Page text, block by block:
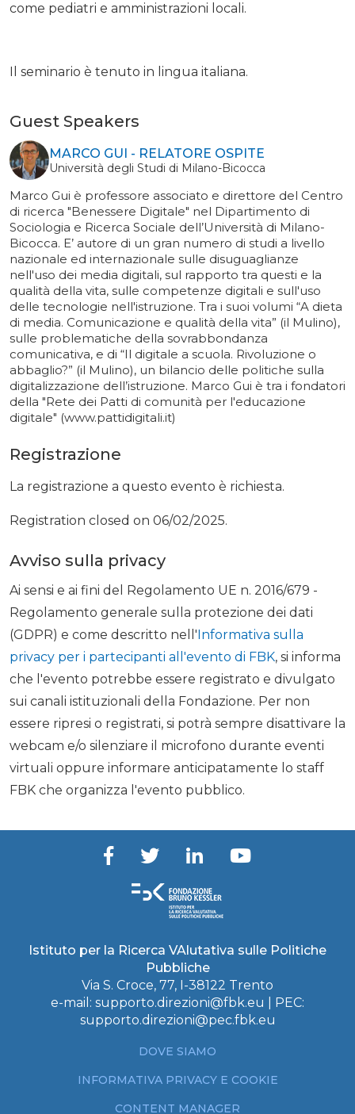
come pediatri e amministrazioni locali.
Il seminario è tenuto in lingua italiana.
Guest Speakers
MARCO GUI - RELATORE OSPITE
Università degli Studi di Milano-Bicocca
Marco Gui è professore associato e direttore del Centro
di ricerca "Benessere Digitale" nel Dipartimento di
Sociologia e Ricerca Sociale dell’Università di Milano-
Bicocca. E’ autore di un gran numero di studi a livello
nazionale ed internazionale sulle disuguaglianze
nell'uso dei media digitali, sul rapporto tra questi e la
qualità della vita, sulle competenze digitali e sull'uso
delle tecnologie nell'istruzione. Tra i suoi volumi “A dieta
di media. Comunicazione e qualità della vita” (il Mulino),
sulle problematiche della sovrabbondanza
comunicativa, e di “Il digitale a scuola. Rivoluzione o
abbaglio?” (il Mulino), un bilancio delle politiche sulla
digitalizzazione dell’istruzione. Marco Gui è tra i fondatori
della "Rete dei Patti di comunità per l'educazione
digitale" (www.pattidigitali.it)
Registrazione
La registrazione a questo evento è richiesta.
Registration closed on 06/02/2025.
Avviso sulla privacy
Ai sensi e ai fini del Regolamento UE n. 2016/679 -
Regolamento generale sulla protezione dei dati
(GDPR) e come descritto nell'Informativa sulla
privacy per i partecipanti all'evento di FBK, si informa
che l'evento potrebbe essere registrato e divulgato
sui canali istituzionali della Fondazione. Per non
essere ripresi o registrati, si potrà sempre disattivare la
webcam e/o silenziare il microfono durante eventi
virtuali oppure informare anticipatamente lo staff
FBK che organizza l'evento pubblico.
Istituto per la Ricerca VAlutativa sulle Politiche
Pubbliche
Via S. Croce, 77, I-38122 Trento
e-mail: supporto.direzioni@fbk.eu
| PEC:
supporto.direzioni@pec.fbk.eu
DOVE SIAMO
INFORMATIVA PRIVACY E COOKIE
CONTENT MANAGER